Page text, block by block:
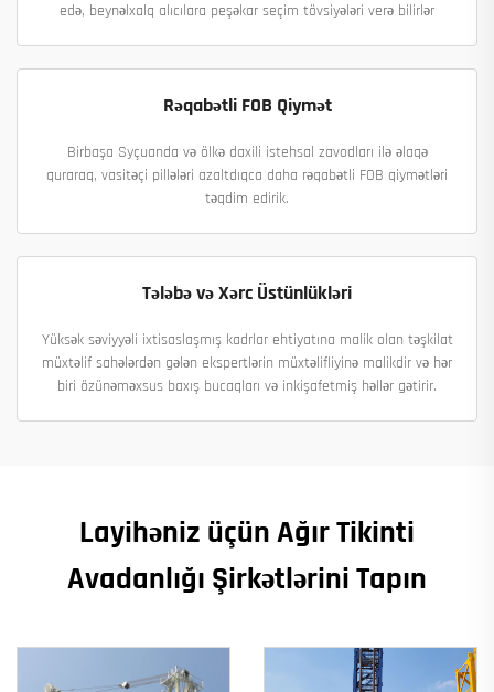
edə, beynəlxalq alıcılara peşəkar seçim tövsiyələri verə bilirlər
Rəqabətli FOB Qiymət
Birbaşa Syçuanda və ölkə daxili istehsal zavodları ilə əlaqə
quraraq, vasitəçi pillələri azaltdıqca daha rəqabətli FOB qiymətləri
təqdim edirik.
Tələbə və Xərc Üstünlükləri
Yüksək səviyyəli ixtisaslaşmış kadrlar ehtiyatına malik olan təşkilat
müxtəlif sahələrdən gələn ekspertlərin müxtəlifliyinə malikdir və hər
biri özünəməxsus baxış bucaqları və inkişafetmiş həllər gətirir.
Layihəniz üçün Ağır Tikinti
Avadanlığı Şirkətlərini Tapın